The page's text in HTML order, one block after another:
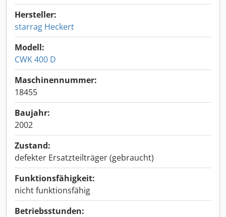
Hersteller:
starrag Heckert
Modell:
CWK 400 D
Maschinennummer:
18455
Baujahr:
2002
Zustand:
defekter Ersatzteilträger (gebraucht)
Funktionsfähigkeit:
nicht funktionsfähig
Betriebsstunden: